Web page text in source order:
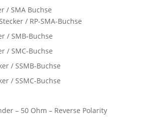
/ SMA Buchse
/ RP-SMA-Buchse
/ SMB-Buchse
/ SMC-Buchse
/ SSMB-Buchse
/ SSMC-Buchse
– 50 Ohm – Reverse Polarity